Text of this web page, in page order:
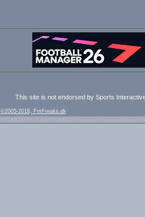
This site is not endorsed by Sports
©2005-2018, FmFreaks.dk